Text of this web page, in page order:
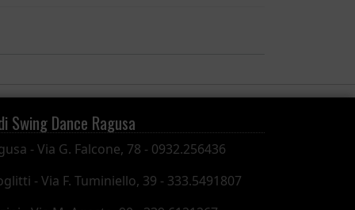
Swing Dance Ragusa
- Via G. Falcone, 78 - 0932.256436
- Via F. Tuminiello, 39 - 333.5491807